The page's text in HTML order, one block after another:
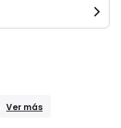
REBAJAS
Ver más